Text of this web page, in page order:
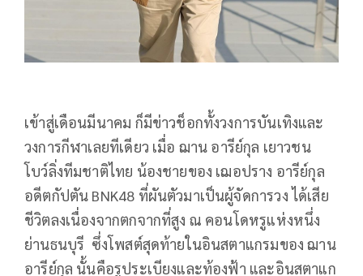
เข้าสู่เดือนมีนาคม ก็มีข่าวช็อกทั้งวงการบันเทิงและ
วงการกีฬาเลยทีเดียว เมื่อ ฌาน อารีย์กุล เยาวชน
โบว์ลิ่งทีมชาติไทย น้องชายของ เฌอปราง อารีย์กุล
อดีตกัปตัน BNK48 ที่ผันตัวมาเป็นผู้จัดการวง ได้เสีย
ชีวิตลงเนื่องจากตกจากที่สูง ณ คอนโดหรูแห่งหนึ่ง
ย่านธนบุรี ซึ่งโพสต์สุดท้ายในอินสตาแกรมของ ฌาน
อารีย์กุล นั้นคือรูประเบียงและท้องฟ้า และอินสตาแก